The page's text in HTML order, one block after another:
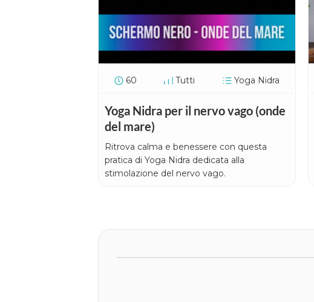
60 Tutti Yoga Nidra
Yoga Nidra per il nervo vago (onde
del mare)
Ritrova calma e benessere con questa
pratica di Yoga Nidra dedicata alla
stimolazione del nervo vago.